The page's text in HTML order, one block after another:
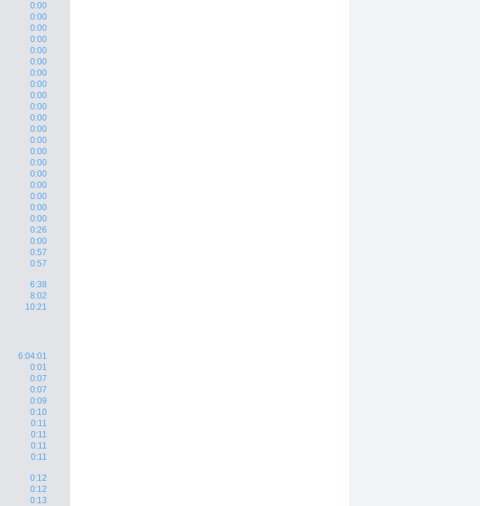
0:00
0:00
0:00
0:00
0:00
0:00
0:00
0:00
0:00
0:00
0:00
0:00
0:00
0:00
0:00
0:00
0:00
0:00
0:00
0:00
0:26
0:00
0:57
0:57
6:38
8:02
10:21
6:04:01
0:01
0:07
0:07
0:09
0:10
0:11
0:11
0:11
0:11
0:12
0:12
0:13